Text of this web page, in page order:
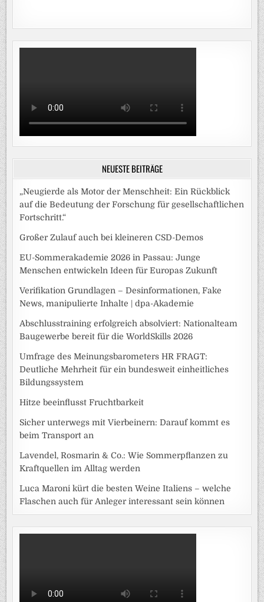
NEUESTE BEITRÄGE
„Neugierde als Motor der Menschheit: Ein Rückblick
auf die Bedeutung der Forschung für gesellschaftlichen
Fortschritt.“
Großer Zulauf auch bei kleineren CSD-Demos
EU-Sommerakademie 2026 in Passau: Junge
Menschen entwickeln Ideen für Europas Zukunft
Verifikation Grundlagen – Desinformationen, Fake
News, manipulierte Inhalte | dpa-Akademie
Abschlusstraining erfolgreich absolviert: Nationalteam
Baugewerbe bereit für die WorldSkills 2026
Umfrage des Meinungsbarometers HR FRAGT:
Deutliche Mehrheit für ein bundesweit einheitliches
Bildungssystem
Hitze beeinflusst Fruchtbarkeit
Sicher unterwegs mit Vierbeinern: Darauf kommt es
beim Transport an
Lavendel, Rosmarin & Co.: Wie Sommerpflanzen zu
Kraftquellen im Alltag werden
Luca Maroni kürt die besten Weine Italiens – welche
Flaschen auch für Anleger interessant sein können